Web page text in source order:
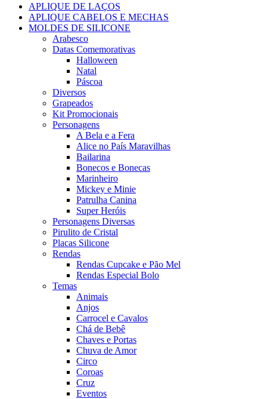
APLIQUE DE LAÇOS
APLIQUE CABELOS E MECHAS
MOLDES DE SILICONE
Arabesco
Datas Comemorativas
Halloween
Natal
Páscoa
Diversos
Grapeados
Kit Promocionais
Personagens
A Bela e a Fera
Alice no País Maravilhas
Bailarina
Bonecos e Bonecas
Marinheiro
Mickey e Minie
Patrulha Canina
Super Heróis
Personagens Diversas
Pirulito de Cristal
Placas Silicone
Rendas
Rendas Cupcake e Pão Mel
Rendas Especial Bolo
Temas
Animais
Anjos
Carrocel e Cavalos
Chá de Bebê
Chaves e Portas
Chuva de Amor
Circo
Coroas
Cruz
Eventos